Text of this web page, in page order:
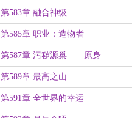
第583章 融合神级
第585章 职业：造物者
第587章 污秽源巢——原身
第589章 最高之山
第591章 全世界的幸运